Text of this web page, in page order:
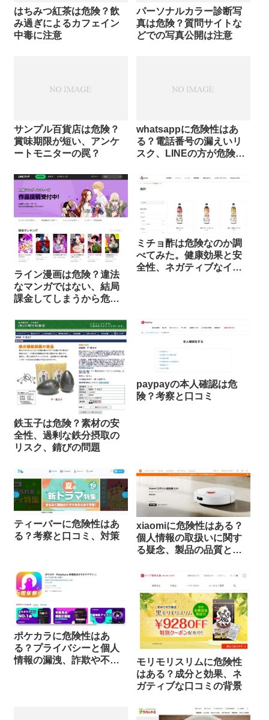
はちみつ紅茶は危険？飲
み過ぎによるカフェイン
中毒に注意
パーソナルカラー診断写
真は危険？質問サイトな
どでの写真公開は注意
サンプル百貨店は危険？
賞味期限が短い、アンケ
ートモニターの罠？
whatsappに危険性はあ
る？電話番号の漏えいリ
スク、LINEの方が危険と
ライン漫画は危険？違法
なマンガではない、結局
課金してしまうから危
ミチョ酢は危険なのか調
べてみた。健康効果と安
全性、ネガティブなイメ
鉄玉子は危険？素材の安
全性、過剰な鉄分摂取の
リスク、錆びの問題
paypayの本人確認は危
険？考察と口コミ
ティーバーに危険性はあ
る？考察と口コミ、対策
xiaomiに危険性はある？
個人情報の取扱いに関す
る疑念、製品の品質と安
ポケカラに危険性はあ
る？プライバシーと個人
情報の漏洩、詐欺や不正
モリモリスリムに危険性
はある？成分と効果、ネ
ガティブな口コミの背景